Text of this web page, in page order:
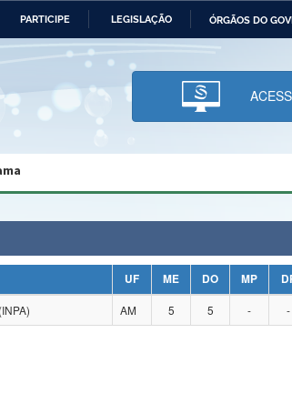
PARTICIPE LEGISLAÇÃO ÓRGÃOS DO
da Economia Ministério da Infraestrutura
Ministério da Ciência,
Tecnologia, Inovações e
Comunicações
Direitos Humanos
UF ME DO MP
AM 5 5 - -